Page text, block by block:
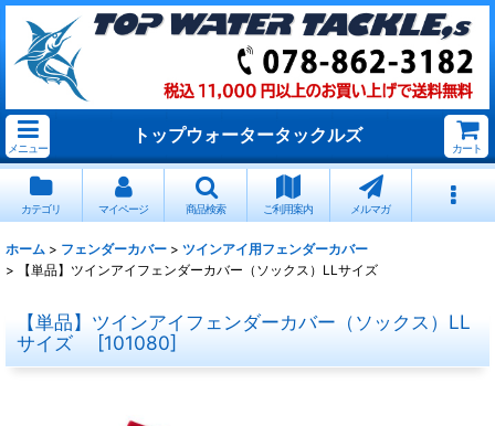
メニュー
トップウォータータックルズ
カート
カテゴリ マイページ 商品検索 ご利用案内 メルマガ
ホーム > フェンダーカバー > ツインアイ用フェンダーカバー
>
【単品】ツインアイフェンダーカバー（ソックス）LLサイズ
【単品】ツインアイフェンダーカバー（ソックス）LL
サイズ
[101080]